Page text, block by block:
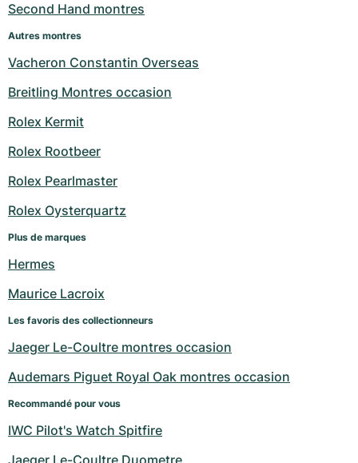
Second Hand montres
Autres montres
Vacheron Constantin Overseas
Breitling Montres occasion
Rolex Kermit
Rolex Rootbeer
Rolex Pearlmaster
Rolex Oysterquartz
Plus de marques
Hermes
Maurice Lacroix
Les favoris des collectionneurs
Jaeger Le-Coultre montres occasion
Audemars Piguet Royal Oak montres occasion
Recommandé pour vous
IWC Pilot's Watch Spitfire